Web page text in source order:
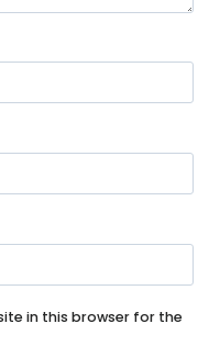
in this browser for the